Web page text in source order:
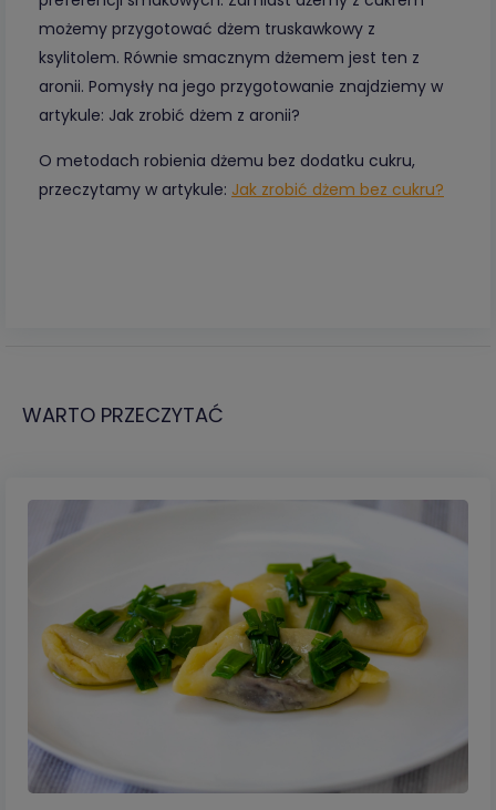
możemy przygotować dżem truskawkowy z
ksylitolem. Równie smacznym dżemem jest ten z
aronii. Pomysły na jego przygotowanie znajdziemy w
artykule: Jak zrobić dżem z aronii?
O metodach robienia dżemu bez dodatku cukru,
przeczytamy w artykule: Jak zrobić dżem bez cukru?
WARTO PRZECZYTAĆ